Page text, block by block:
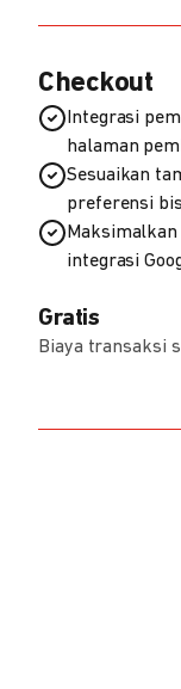
Checkout
Integrasi
halaman
Sesuaikan
preferensi
integrasi
Gratis
Biaya transaksi